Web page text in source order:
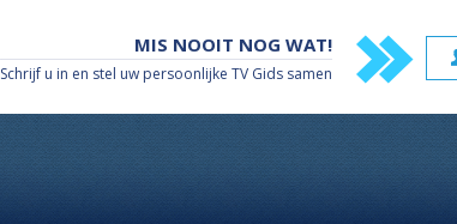
MIS NOOIT NOG WAT!
Schrijf u in en stel uw persoonlijke TV Gids samen